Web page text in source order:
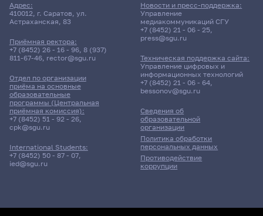
Адрес:
410012, г. Саратов, ул.
Астраханская, 83
Приёмная ректора:
+7 (8452) 26 - 16 - 96, 8 (937)
811-67-46, rector@sgu.ru
Отдел по организации
приёма на основные
образовательные
программы (Центральная
приёмная комиссия):
+7 (8452) 51 - 92 - 26,
cpk@sgu.ru
International Students:
+7 (8452) 50 - 87 - 07,
ied@sgu.ru
Сведения об
образовательной
организации
Политика обработки
персональных данных
Противодействие
коррупции
Новости и пресс-поддержка:
Управление
медиакоммуникаций СГУ
+7 (8452) 21 - 06 - 25,
press@sgu.ru
Техническая поддержка сайта:
Управление цифровых и
информационных технологий
+7 (8452) 21 - 06 - 64,
bessonov@sgu.ru